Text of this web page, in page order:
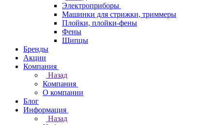
Электроприборы
Машинки для стрижки, триммеры
Плойки, плойки-фены
Фены
Щипцы
Бренды
Акции
Компания
Назад
Компания
О компании
Блог
Информация
Назад